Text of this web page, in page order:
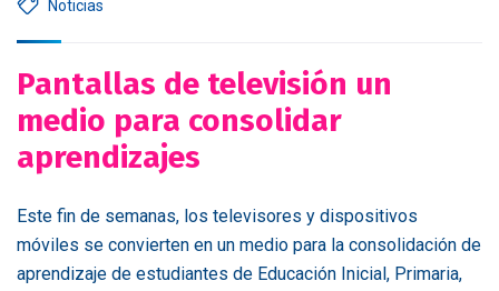
Noticias
Pantallas de televisión un
medio para consolidar
aprendizajes
Este fin de semanas, los televisores y dispositivos
móviles se convierten en un medio para la consolidación de
aprendizaje de estudiantes de Educación Inicial, Primaria,